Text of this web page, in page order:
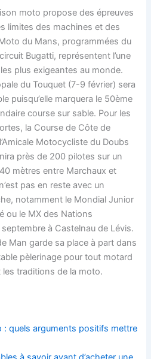
moto propose des épreuves
limites des machines et des
du Mans, programmées du
Bugatti, représentent l’une
plus exigeantes au monde.
du Touquet (7-9 février) sera
puisqu’elle marquera le 50ème
course sur sable. Pour les
la Course de Côte de
Motocycliste du Doubs
près de 200 pilotes sur un
mètres entre Marchaux et
pas en reste avec un
notamment le Mondial Junior
ou le MX des Nations
à Castelnau de Lévis.
Man garde sa place à part dans
pèlerinage pour tout motard
les traditions de la moto.
: quels arguments positifs mettre